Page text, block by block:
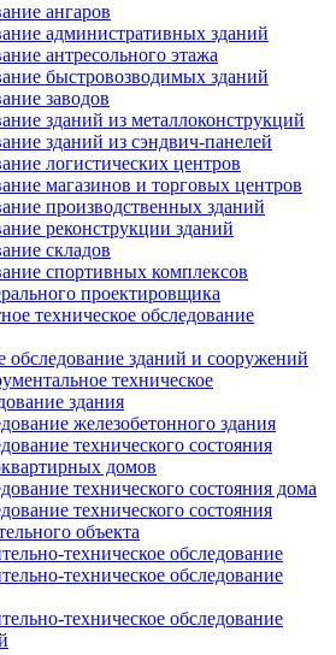
ангаров
административных зданий
антресольного этажа
быстровозводимых зданий
заводов
зданий из металлоконструкций
зданий из сэндвич-панелей
логистических центров
магазинов и торговых центров
производственных зданий
реконструкции зданий
складов
спортивных комплексов
проектировщика
техническое обследование
обследование зданий и сооружений
техническое
здания
железобетонного здания
технического состояния
домов
технического состояния дома
технического состояния
объекта
техническое обследование
техническое обследование
техническое обследование